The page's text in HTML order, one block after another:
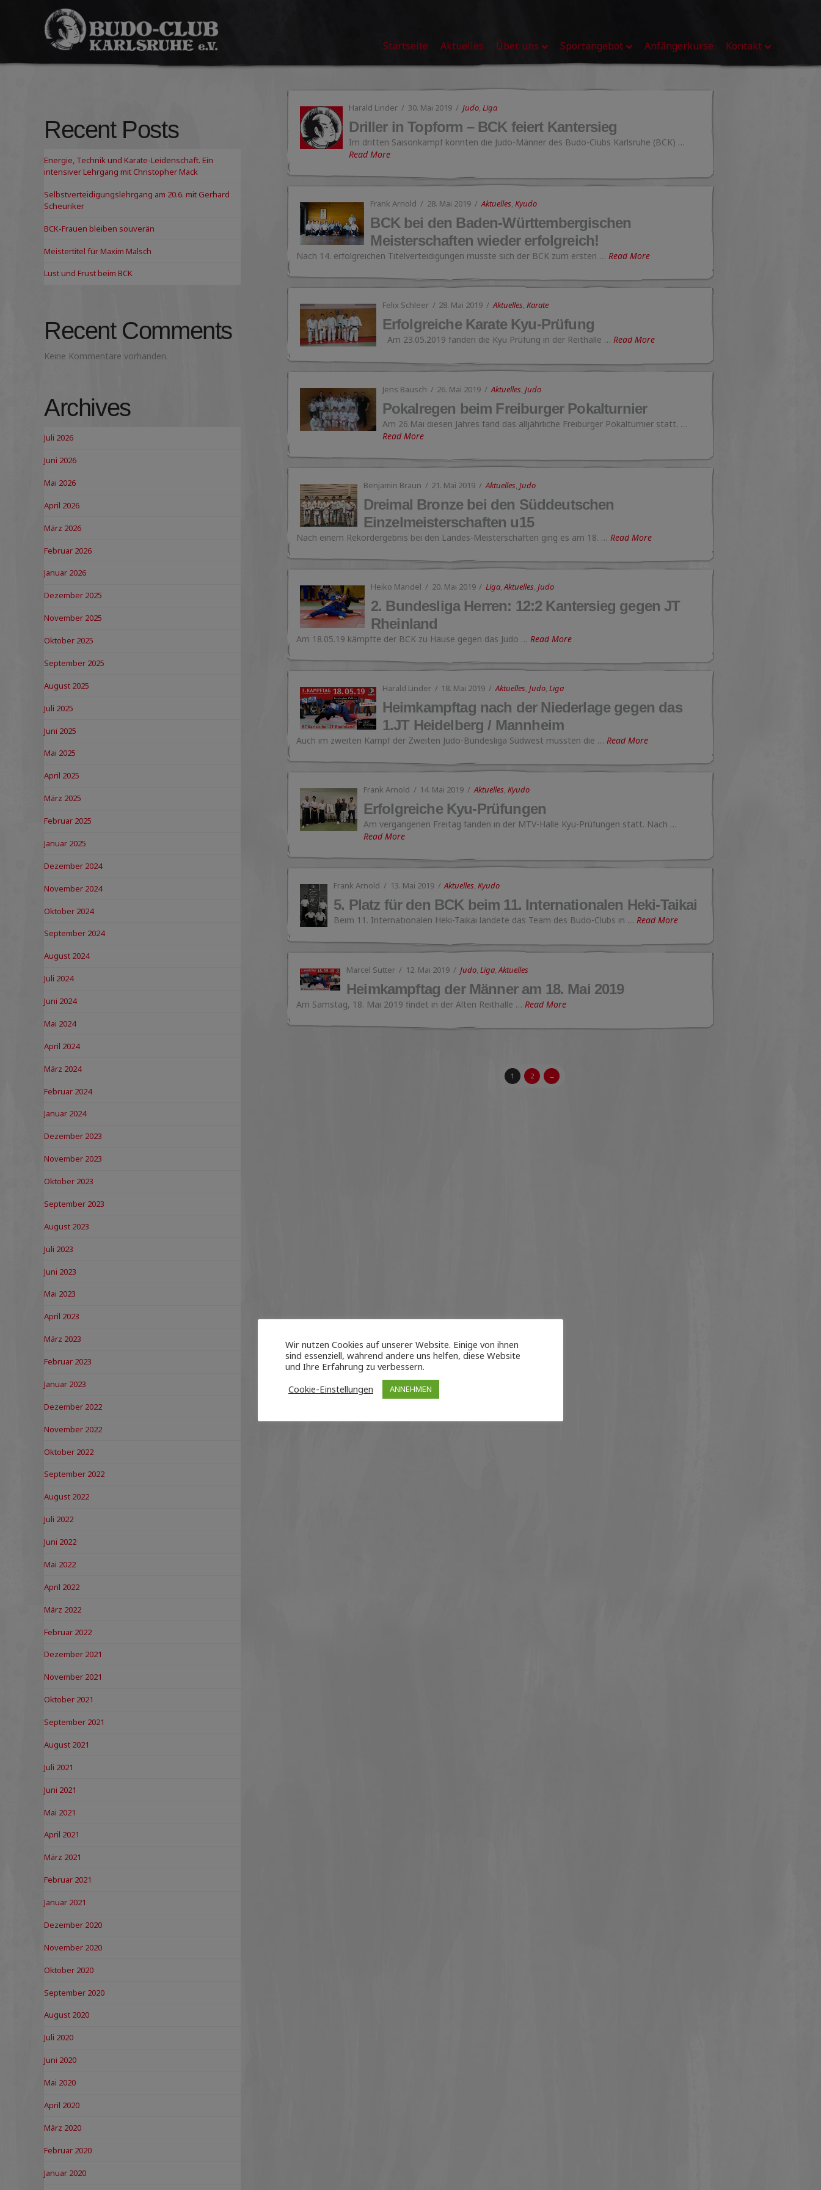
Budo-
Club
e.V.
Startseite Aktuelles Über uns Sportangebot Anfängerkurse Kontakt
Harald Linder 30. Mai 2019 Judo, Liga
Driller in Topform – BCK feiert Kantersieg
Im dritten Saisonkampf konnten die Judo-Männer des Budo-Clubs Karlsruhe (BCK) …
Read More
Frank Arnold 28. Mai 2019 Aktuelles Kyudo
BCK bei den Baden-Württembergischen
Meisterschaften wieder erfolgreich!
Nach 14. erfolgreichen Titelverteidigungen musste sich der BCK zum ersten … Read More
Felix Schleer 28. Mai 2019 Aktuelles Karate
Erfolgreiche Karate Kyu-Prüfung
Am 23.05.2019 fanden die Kyu Prüfung in der Reithalle … Read More
Jens Bausch 26. Mai 2019 Aktuelles Judo
Pokalregen beim Freiburger Pokalturnier
Am 26.Mai diesen Jahres fand das alljährliche Freiburger Pokalturnier statt. …
Read More
Benjamin Braun 21. Mai 2019 Aktuelles Judo
Dreimal Bronze bei den Süddeutschen
Einzelmeisterschaften u15
Nach einem Rekordergebnis bei den Landes-Meisterschaften ging es am 18. … Read More
Heiko Mandel 20. Mai 2019 Liga ,Aktuelles Judo
2. Bundesliga Herren: 12:2 Kantersieg gegen JT
Rheinland
Am 18.05.19 kämpfte der BCK zu Hause gegen das Judo … Read More
Harald Linder 18. Mai 2019 Aktuelles Judo Liga
Heimkampftag nach der Niederlage gegen das
1.JT Heidelberg / Mannheim
Auch im zweiten Kampf der Zweiten Judo-Bundesliga Südwest mussten die … Read More
Frank Arnold 14. Mai 2019 Aktuelles Kyudo
Erfolgreiche Kyu-Prüfungen
Am vergangenen Freitag fanden in der MTV-Halle Kyu-Prüfungen statt. Nach …
Read More
Frank Arnold 13. Mai 2019 Aktuelles Kyudo
5. Platz für den BCK beim 11. Internationalen Heki-Taikai
Beim 11. Internationalen Heki-Taikai landete das Team des Budo-Clubs in … Read More
Marcel Sutter 12. Mai 2019 Judo, Liga, Aktuelles
Heimkampftag der Männer am 18. Mai 2019
Am Samstag, 18. Mai 2019 findet in der Alten Reithalle … Read More
1 2 →
Recent Posts
Energie, Technik und Karate-Leidenschaft. Ein
intensiver Lehrgang mit Christopher Mack
Selbstverteidigungslehrgang am 20.6. mit Gerhard
Scheuriker
BCK-Frauen bleiben souverän
Meistertitel für Maxim Malsch
Lust und Frust beim BCK
Recent Comments
Keine Kommentare vorhanden.
Archives
Juli 2026
Juni 2026
Mai 2026
April 2026
März 2026
Februar 2026
Januar 2026
Dezember 2025
November 2025
Oktober 2025
September 2025
August 2025
Juli 2025
Juni 2025
Mai 2025
April 2025
März 2025
Februar 2025
Januar 2025
Dezember 2024
November 2024
Oktober 2024
September 2024
August 2024
Juli 2024
Juni 2024
Mai 2024
April 2024
März 2024
Februar 2024
Januar 2024
Dezember 2023
November 2023
Oktober 2023
September 2023
August 2023
Juli 2023
Juni 2023
Mai 2023
April 2023
März 2023
Februar 2023
Januar 2023
Dezember 2022
November 2022
Oktober 2022
September 2022
August 2022
Juli 2022
Juni 2022
Mai 2022
April 2022
März 2022
Februar 2022
Dezember 2021
November 2021
Oktober 2021
September 2021
August 2021
Juli 2021
Juni 2021
Mai 2021
April 2021
März 2021
Februar 2021
Januar 2021
Dezember 2020
November 2020
Oktober 2020
September 2020
August 2020
Juli 2020
Juni 2020
Mai 2020
April 2020
März 2020
Februar 2020
Januar 2020
Wir nutzen Cookies auf unserer Website. Einige von ihnen
sind essenziell, während andere uns helfen, diese Website
und Ihre Erfahrung zu verbessern.
Cookie-Einstellungen
ANNEHMEN